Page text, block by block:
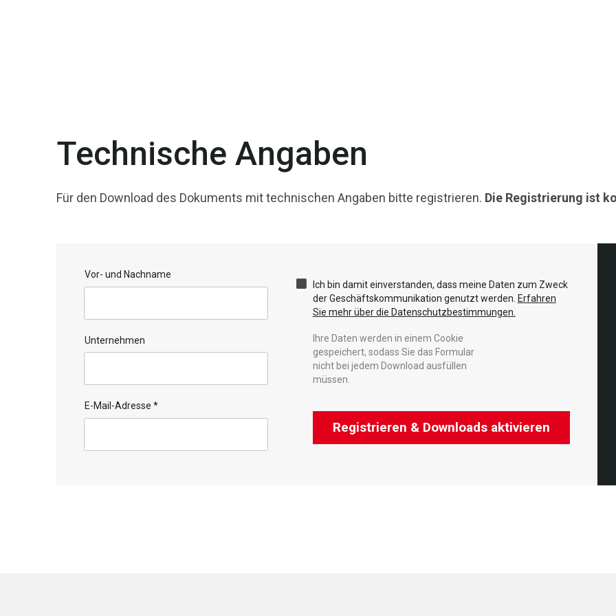
Technische Angaben
Für den Download des Dokuments mit technischen Angaben bitte registrieren. Die Registrierung ist
Vor- und Nachname
Unternehmen
E-Mail-Adresse *
Ich bin damit einverstanden, dass meine Daten zum Zweck
der Geschäftskommunikation genutzt werden. Erfahren
Sie mehr über die Datenschutzbestimmungen.
Ihre Daten werden in einem Cookie
gespeichert, sodass Sie das Formular
nicht bei jedem Download ausfüllen
müssen.
Registrieren & Downloads aktivieren